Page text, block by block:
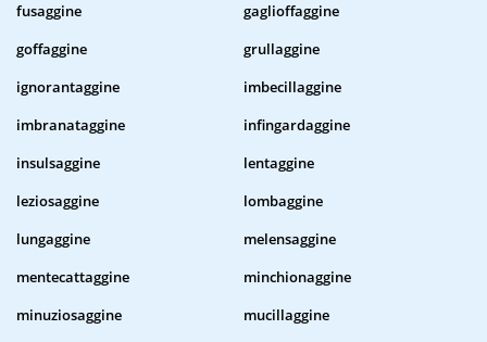
fusaggine
gaglioffaggine
goffaggine
grullaggine
ignorantaggine
imbecillaggine
imbranataggine
infingardaggine
insulsaggine
lentaggine
leziosaggine
lombaggine
lungaggine
melensaggine
mentecattaggine
minchionaggine
minuziosaggine
mucillaggine